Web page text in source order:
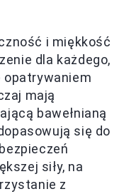
i miękkość
dla każdego,
opatrywaniem
mają
bawełnianą
się do
siły, na
z